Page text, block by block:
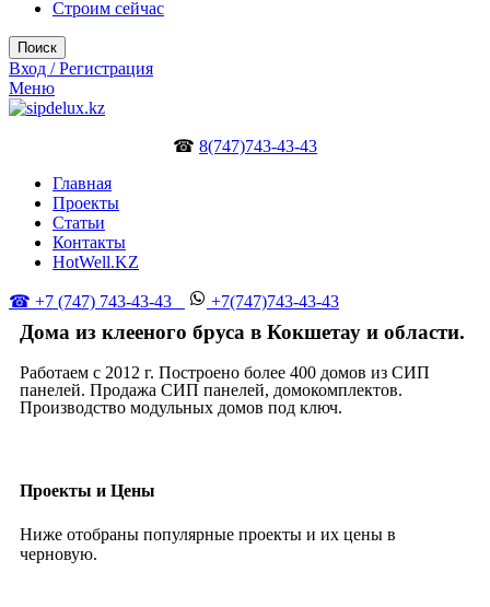
Строим сейчас
Поиск
Вход / Регистрация
Меню
☎ 8(747)743-43-43
Главная
Проекты
Статьи
Контакты
HotWell.KZ
☎ +7 (747) 743-43-43 +7(747)743-43-43
Дома из клееного бруса в Кокшетау и области.
Работаем с 2012 г. Построено более 400 домов из СИП
панелей. Продажа СИП панелей, домокомплектов.
Производство модульных домов под ключ.
Проекты и Цены
Ниже отобраны популярные проекты и их цены в
черновую.